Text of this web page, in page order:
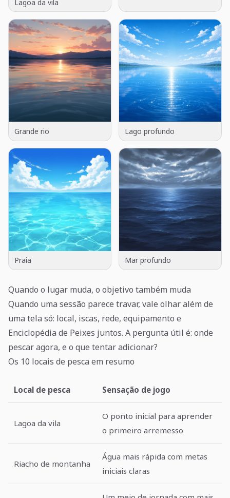
Lagoa da vila
Grande rio Lago profundo
Praia Mar profundo
Quando o lugar muda, o objetivo também muda
Quando uma sessão parece travar, vale olhar além de
uma tela só: local, iscas, rede, equipamento e
Enciclopédia de Peixes juntos. A pergunta útil é: onde
pescar agora, e o que tentar adicionar?
Os 10 locais de pesca em resumo
Local de pesca Sensação de jogo
Lagoa da vila
O ponto inicial para aprender
o primeiro arremesso
Riacho de montanha
Água mais rápida com metas
iniciais claras